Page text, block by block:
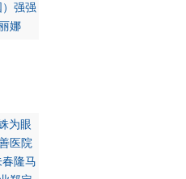
强强
娜